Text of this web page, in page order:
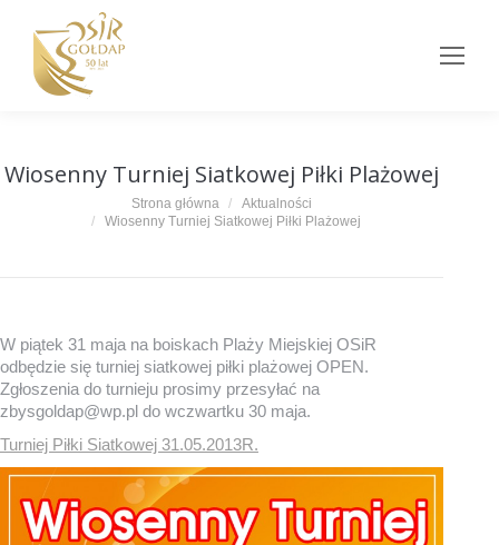
Wiosenny Turniej Siatkowej Piłki Plażowej
Strona główna
Aktualności
Wiosenny Turniej Siatkowej Piłki Plażowej
W piątek 31 maja na boiskach Plaży Miejskiej OSiR
odbędzie się turniej siatkowej piłki plażowej OPEN.
Zgłoszenia do turnieju prosimy przesyłać na
zbysgoldap@wp.pl do wczwartku 30 maja.
Turniej Piłki Siatkowej 31.05.2013R.